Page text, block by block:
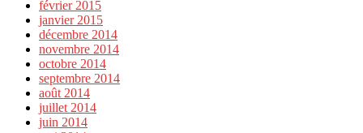
février 2015
janvier 2015
décembre 2014
novembre 2014
octobre 2014
septembre 2014
août 2014
juillet 2014
juin 2014